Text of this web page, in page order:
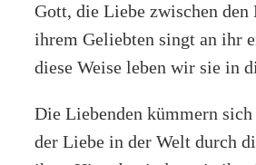
Gott, die Liebe zwischen den
ihrem Geliebten singt an ihr
diese Weise leben wir sie in
Die Liebenden kümmern
der Liebe in der Welt durch